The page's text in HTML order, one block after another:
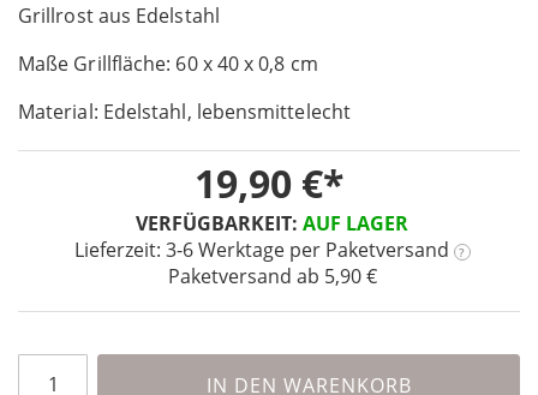
Grillrost aus Edelstahl
Maße Grillfläche: 60 x 40 x 0,8 cm
Material: Edelstahl, lebensmittelecht
VERFÜGBARKEIT: AUF LAGER
Lieferzeit: 3-6 Werktageper Paketversand ?
Paketversand ab 5,90 €
19,90 €
IN DEN WARENKORB
gallery
to
beginning
the
images